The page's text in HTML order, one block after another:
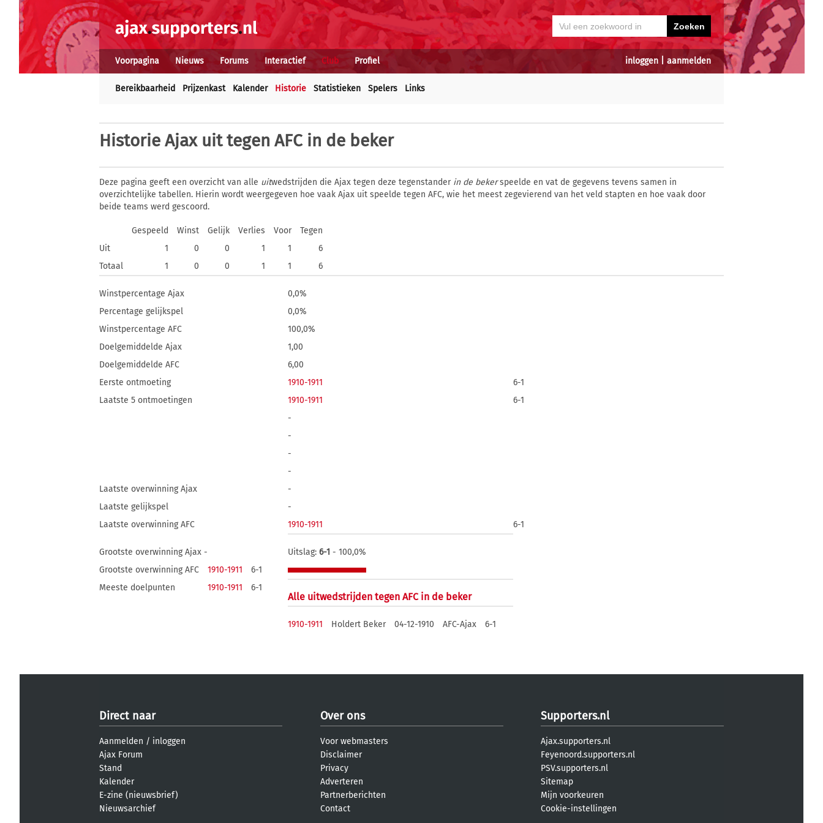
inloggen aanmelden
Voorpagina Nieuws Forums Interactief Club Profiel
Bereikbaarheid Prijzenkast Kalender Historie Statistieken Spelers Links
Historie Ajax uit tegen AFC in de beker
Deze pagina geeft een overzicht van alle uitwedstrijden die Ajax tegen deze tegenstander in de bekerspeelde en vat de gegevens tevens samen in
overzichtelijke tabellen. Hierin wordt weergegeven hoe vaak Ajax uit speelde tegen AFC, wie het meest zegevierend van het veld stapten en hoe vaak door
beide teams werd gescoord.
Gespeeld Winst Gelijk Verlies Voor
Tegen
Uit
1 0 0 1 1
6
Totaal
1 0 0 1 1 6
Winstpercentage Ajax
0,0%
Percentage gelijkspel
0,0%
Winstpercentage AFC
100,0%
Doelgemiddelde Ajax
1,00
Doelgemiddelde AFC
6,00
Eerste ontmoeting
1910-1911
6-1
Laatste 5 ontmoetingen
1910-1911
6-1
-
-
-
-
Laatste overwinning Ajax
-
Laatste gelijkspel
-
Laatste overwinning AFC
1910-1911 6-1
Grootste overwinning Ajax -
Grootste overwinning AFC
1910-1911
6-1
Meeste doelpunten
1910-1911 6-1
Uitslag: 6-1 - 100,0%
Alle uitwedstrijden tegen AFC in de beker
1910-1911 Holdert Beker 04-12-1910 AFC-Ajax 6-1
Direct naar
Aanmelden / inloggen
Ajax Forum
Stand
Kalender
E-zine (nieuwsbrief)
Nieuwsarchief
Over ons
Voor webmasters
Disclaimer
Privacy
Adverteren
Partnerberichten
Contact
Supporters.nl
Ajax.supporters.nl
Feyenoord.supporters.nl
PSV.supporters.nl
Sitemap
Mijn voorkeuren
Cookie-instellingen